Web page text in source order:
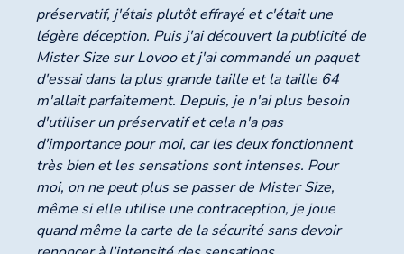
préservatif, j'étais plutôt effrayé et c'était une
légère déception. Puis j'ai découvert la publicité de
Mister Size sur Lovoo et j'ai commandé un paquet
d'essai dans la plus grande taille et la taille 64
m'allait parfaitement. Depuis, je n'ai plus besoin
d'utiliser un préservatif et cela n'a pas
d'importance pour moi, car les deux fonctionnent
très bien et les sensations sont intenses. Pour
moi, on ne peut plus se passer de Mister Size,
même si elle utilise une contraception, je joue
quand même la carte de la sécurité sans devoir